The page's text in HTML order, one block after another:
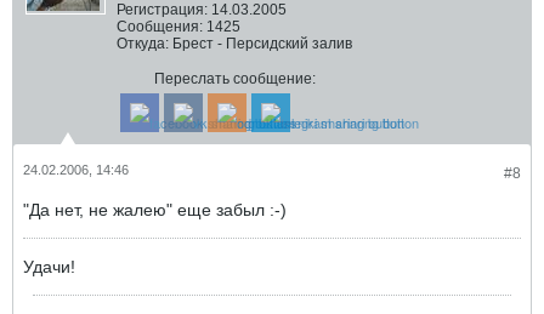
Регистрация: 14.03.2005
Сообщения: 1425
Откуда: Брест - Персидский залив
Переслать сообщение:
#8
24.02.2006, 14:46
"Да нет, не жалею" еще забыл :-)
Удачи!